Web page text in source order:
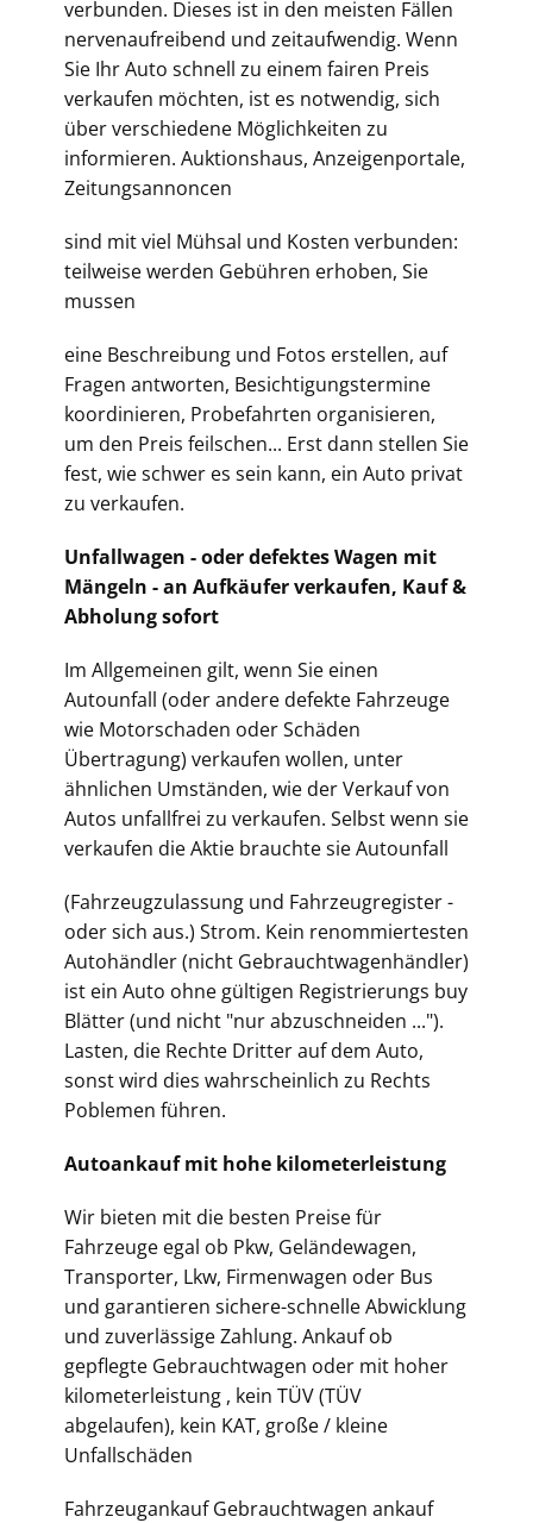
verbunden. Dieses ist in den meisten Fällen
nervenaufreibend und zeitaufwendig. Wenn
Sie Ihr Auto schnell zu einem fairen Preis
verkaufen möchten, ist es notwendig, sich
über verschiedene Möglichkeiten zu
informieren. Auktionshaus, Anzeigenportale,
Zeitungsannoncen
sind mit viel Mühsal und Kosten verbunden:
teilweise werden Gebühren erhoben, Sie
mussen
eine Beschreibung und Fotos erstellen, auf
Fragen antworten, Besichtigungstermine
koordinieren, Probefahrten organisieren,
um den Preis feilschen... Erst dann stellen Sie
fest, wie schwer es sein kann, ein Auto privat
zu verkaufen.
Unfallwagen - oder defektes Wagen mit
Mängeln - an Aufkäufer verkaufen, Kauf &
Abholung sofort
Im Allgemeinen gilt, wenn Sie einen
Autounfall (oder andere defekte Fahrzeuge
wie Motorschaden oder Schäden
Übertragung) verkaufen wollen, unter
ähnlichen Umständen, wie der Verkauf von
Autos unfallfrei zu verkaufen. Selbst wenn sie
verkaufen die Aktie brauchte sie Autounfall
(Fahrzeugzulassung und Fahrzeugregister -
oder sich aus.) Strom. Kein renommiertesten
Autohändler (nicht Gebrauchtwagenhändler)
ist ein Auto ohne gültigen Registrierungs buy
Blätter (und nicht "nur abzuschneiden ...").
Lasten, die Rechte Dritter auf dem Auto,
sonst wird dies wahrscheinlich zu Rechts
Poblemen führen.
Autoankauf mit hohe kilometerleistung
Wir bieten mit die besten Preise für
Fahrzeuge egal ob Pkw, Geländewagen,
Transporter, Lkw, Firmenwagen oder Bus
und garantieren sichere-schnelle Abwicklung
und zuverlässige Zahlung. Ankauf ob
gepflegte Gebrauchtwagen oder mit hoher
kilometerleistung , kein TÜV (TÜV
abgelaufen), kein KAT, große / kleine
Unfallschäden
Fahrzeugankauf Gebrauchtwagen ankauf